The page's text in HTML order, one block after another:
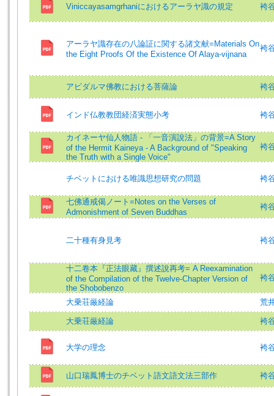
Viniccayasamgrhaniにおけるアーラヤ識の規定 袴
アーラヤ識存在の八論証に関する諸文献=Materials On
the Eight Proofs Of the Existence Of Alaya-vijnana
袴
アビダルマ佛教における菩薩論 袴
インド仏教教団経済実態小考 袴
カイネーヤ仙人物語 - 「一音演說法」の背景=A Story
of the Hermit Kaineya - A Background of "Speaking
the Truth with a Single Voice"
袴
チベットにおける唯識思想研究の問題 袴
七佛通戒偈ノート=Notes on the Verses of
Admonishment of Seven Buddhas
袴
二十種有身見考 袴
十二卷本『正法眼藏』撰述說再考= A Reexamination
of the Compilation of the Twelve-Chapter Version of
the Shobobenzo
袴
大乗荘厳経論 荒
大乗荘厳経論 袴
大学の理念 袴
山口瑞鳳博士のチベット語文語文法三部作 袴